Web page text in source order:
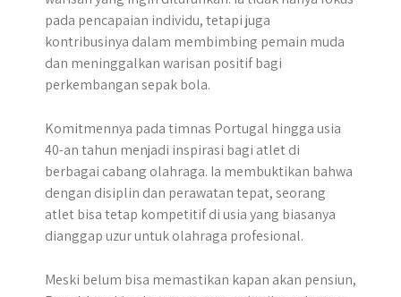
pada pencapaian individu, tetapi juga
kontribusinya dalam membimbing pemain muda
dan meninggalkan warisan positif bagi
perkembangan sepak bola.
Komitmennya pada timnas Portugal hingga usia
40-an tahun menjadi inspirasi bagi atlet di
berbagai cabang olahraga. Ia membuktikan bahwa
dengan disiplin dan perawatan tepat, seorang
atlet bisa tetap kompetitif di usia yang biasanya
dianggap uzur untuk olahraga profesional.
Meski belum bisa memastikan kapan akan pensiun,